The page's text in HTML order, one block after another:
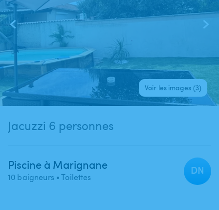
Voir les images (3)
Jacuzzi 6 personnes
Piscine à Marignane
10 baigneurs • Toilettes
DN